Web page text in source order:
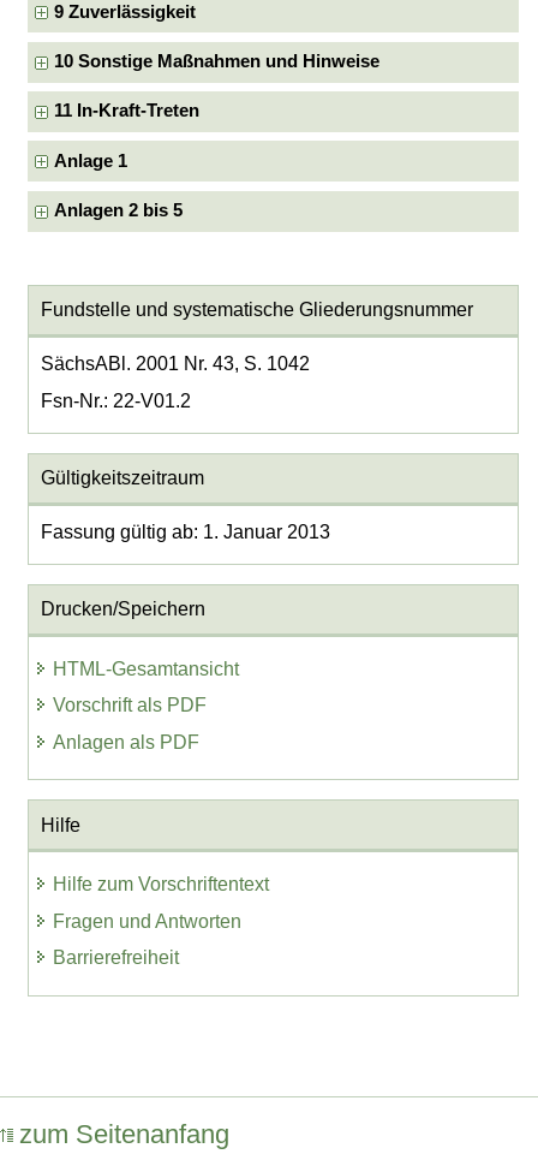
9 Zuverlässigkeit
10 Sonstige Maßnahmen und Hinweise
11 In-Kraft-Treten
Anlage 1
Anlagen 2 bis 5
Fundstelle und systematische Gliederungsnummer
SächsABl. 2001 Nr. 43, S. 1042
Fsn-Nr.: 22-V01.2
Gültigkeitszeitraum
Fassung gültig ab: 1. Januar 2013
Drucken/Speichern
HTML-Gesamtansicht
Vorschrift als PDF
Anlagen als PDF
Hilfe
Hilfe zum Vorschriftentext
Fragen und Antworten
Barrierefreiheit
zum Seitenanfang